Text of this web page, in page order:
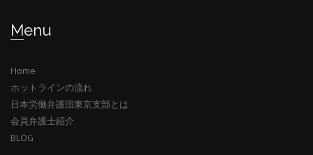
Menu
Home
ホットラインの流れ
日本労働弁護団東京支部とは
会員弁護士紹介
BLOG